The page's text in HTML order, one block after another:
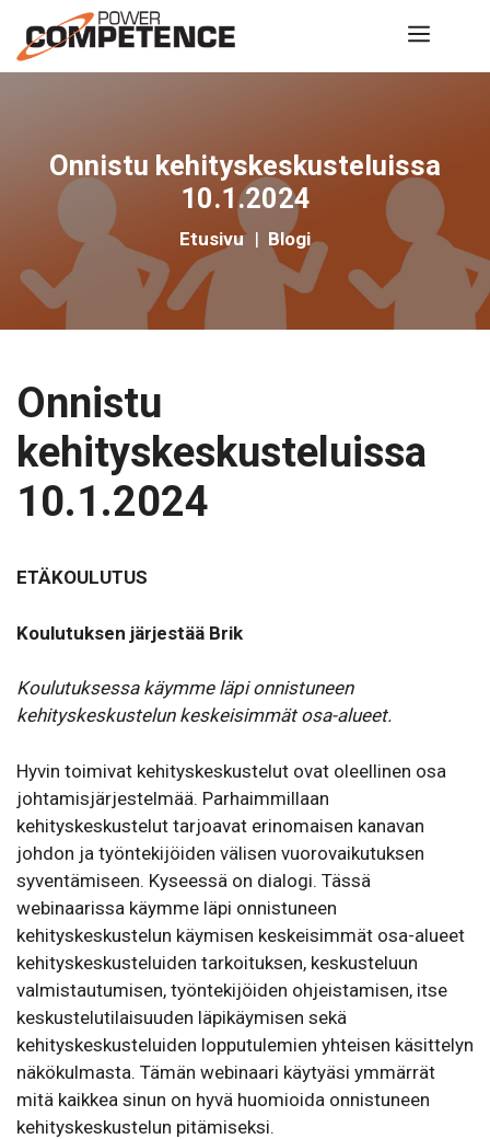
sisältöön
Onnistu kehityskeskusteluissa
10.1.2024
Etusivu | Blogi
Onnistu
kehityskeskusteluissa
10.1.2024
ETÄKOULUTUS
Koulutuksen järjestää Brik
Koulutuksessa käymme läpi onnistuneen
kehityskeskustelun keskeisimmät osa-alueet.
Hyvin toimivat kehityskeskustelut ovat oleellinen osa
johtamisjärjestelmää. Parhaimmillaan
kehityskeskustelut tarjoavat erinomaisen kanavan
johdon ja työntekijöiden välisen vuorovaikutuksen
syventämiseen. Kyseessä on dialogi. Tässä
webinaarissa käymme läpi onnistuneen
kehityskeskustelun käymisen keskeisimmät osa-alueet
kehityskeskusteluiden tarkoituksen, keskusteluun
valmistautumisen, työntekijöiden ohjeistamisen, itse
keskustelutilaisuuden läpikäymisen sekä
kehityskeskusteluiden lopputulemien yhteisen käsittelyn
näkökulmasta. Tämän webinaari käytyäsi ymmärrät
mitä kaikkea sinun on hyvä huomioida onnistuneen
kehityskeskustelun pitämiseksi.